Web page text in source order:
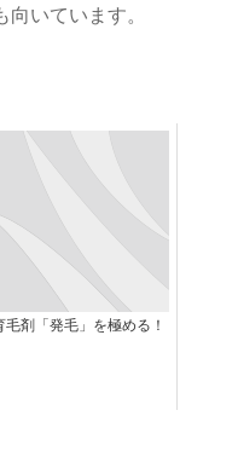
いています。
毛剤「発毛」を極める！